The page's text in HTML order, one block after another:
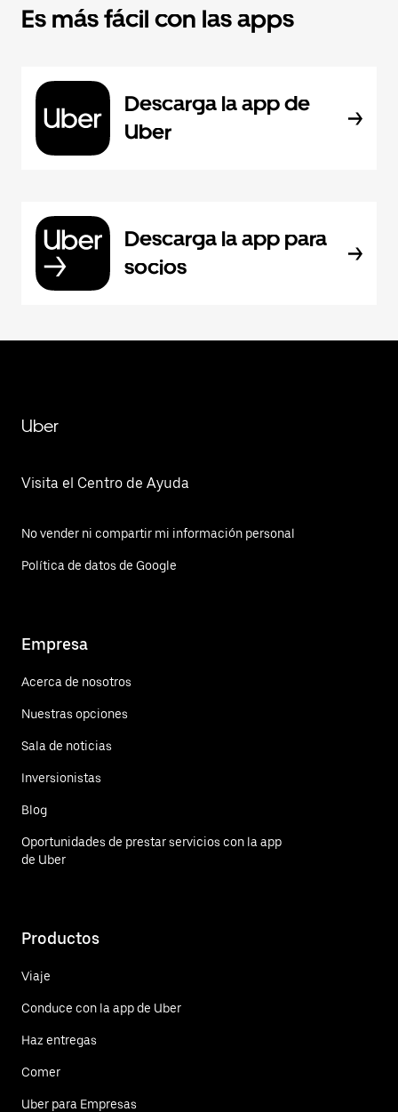
Es más fácil con las apps
Descarga la app de
Uber
Descarga la app para
socios
Uber
Visita el Centro de Ayuda
No vender ni compartir mi información personal
Política de datos de Google
Empresa
Acerca de nosotros
Nuestras opciones
Sala de noticias
Inversionistas
Blog
Oportunidades de prestar servicios con la app
de Uber
Productos
Viaje
Conduce con la app de Uber
Haz entregas
Comer
Uber para Empresas